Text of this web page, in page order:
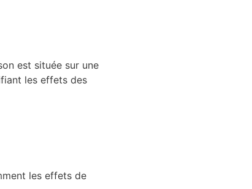
est située sur une
les effets des
les effets de